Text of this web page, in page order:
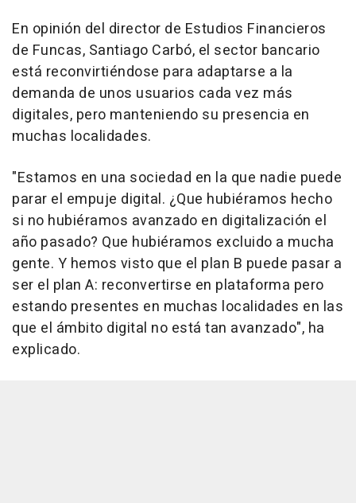
En opinión del director de Estudios Financieros
de Funcas, Santiago Carbó, el sector bancario
está reconvirtiéndose para adaptarse a la
demanda de unos usuarios cada vez más
digitales, pero manteniendo su presencia en
muchas localidades.
"Estamos en una sociedad en la que nadie puede
parar el empuje digital. ¿Que hubiéramos hecho
si no hubiéramos avanzado en digitalización el
año pasado? Que hubiéramos excluido a mucha
gente. Y hemos visto que el plan B puede pasar a
ser el plan A: reconvertirse en plataforma pero
estando presentes en muchas localidades en las
que el ámbito digital no está tan avanzado", ha
explicado.